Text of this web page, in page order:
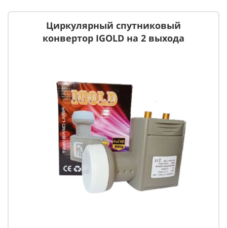
Циркулярный спутниковый
конвертор IGOLD на 2 выхода